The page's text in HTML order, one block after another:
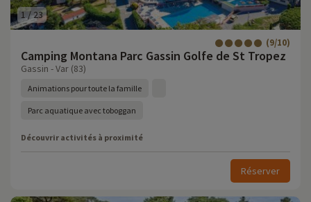
1 /23
Camping Montana Parc Gassin Golfe de St Tropez
(9/10)
Gassin - Var (83)
Animations pour toute la famille
Parc aquatique avec toboggan
Découvrir activités à proximité
Réserver